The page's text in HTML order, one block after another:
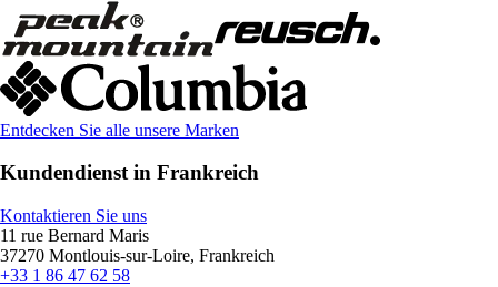
Entdecken Sie alle unsere Marken
Kundendienst in Frankreich
Kontaktieren Sie uns
11 rue Bernard Maris
37270 Montlouis-sur-Loire, Frankreich
+33 1 86 47 62 58